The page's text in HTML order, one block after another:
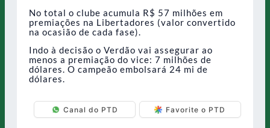
No total o clube acumula R$ 57 milhões em
premiações na Libertadores (valor convertido
na ocasião de cada fase).
Indo à decisão o Verdão vai assegurar ao
menos a premiação do vice: 7 milhões de
dólares. O campeão embolsará 24 mi de
dólares.
Canal do PTD Favorite o PTD